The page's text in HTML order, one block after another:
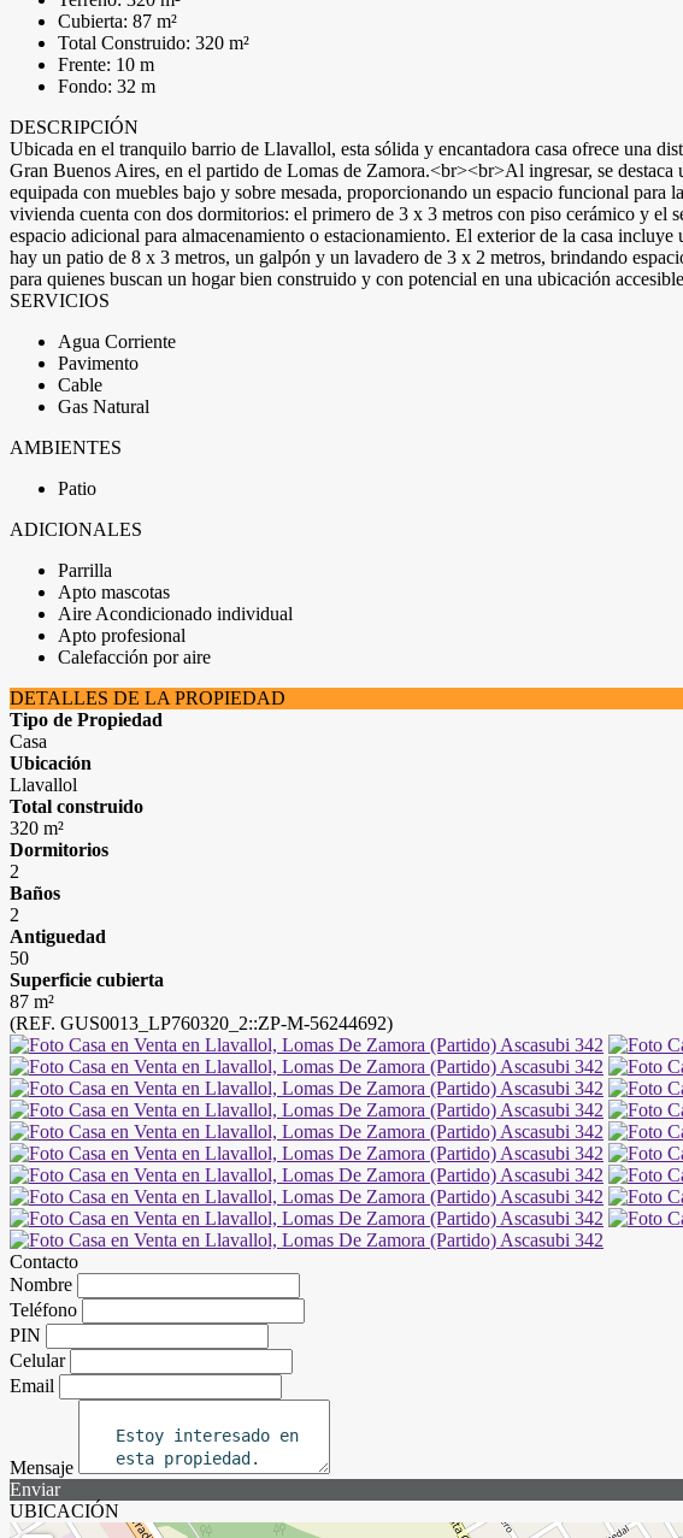
Cubierta: 87 m²
Total Construido: 320 m²
Frente: 10 m
Fondo: 32 m
DESCRIPCIÓN
Ubicada en el tranquilo barrio de Llavallol, esta sólida y encantadora casa ofrece una
Gran Buenos Aires, en el partido de Lomas de Zamora.<br><br>Al ingresar, se
equipada con muebles bajo y sobre mesada, proporcionando un espacio funcional
vivienda cuenta con dos dormitorios: el primero de 3 x 3 metros con piso cerámico y el
espacio adicional para almacenamiento o estacionamiento. El exterior de la casa
hay un patio de 8 x 3 metros, un galpón y un lavadero de 3 x 2 metros, brindando
para quienes buscan un hogar bien construido y con potencial en una ubicación
SERVICIOS
Agua Corriente
Pavimento
Cable
Gas Natural
AMBIENTES
Patio
ADICIONALES
Parrilla
Apto mascotas
Aire Acondicionado individual
Apto profesional
Calefacción por aire
DETALLES DE LA PROPIEDAD
Tipo de Propiedad
Casa
Ubicación
Llavallol
Total construido
320 m²
Dormitorios
2
Baños
2
Antiguedad
50
Superficie cubierta
87 m²
(REF. GUS0013_LP760320_2::ZP-M-56244692)
Contacto
Nombre
Teléfono
PIN
Celular
Email
Mensaje
Enviar
UBICACIÓN